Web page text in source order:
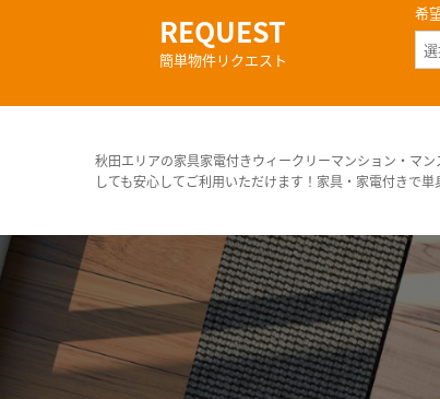
REQUEST
簡単物件リクエスト
希
秋田エリアの家具家電付きウィークリーマンション・マ
しても安心してご利用いただけます！家具・家電付きで単